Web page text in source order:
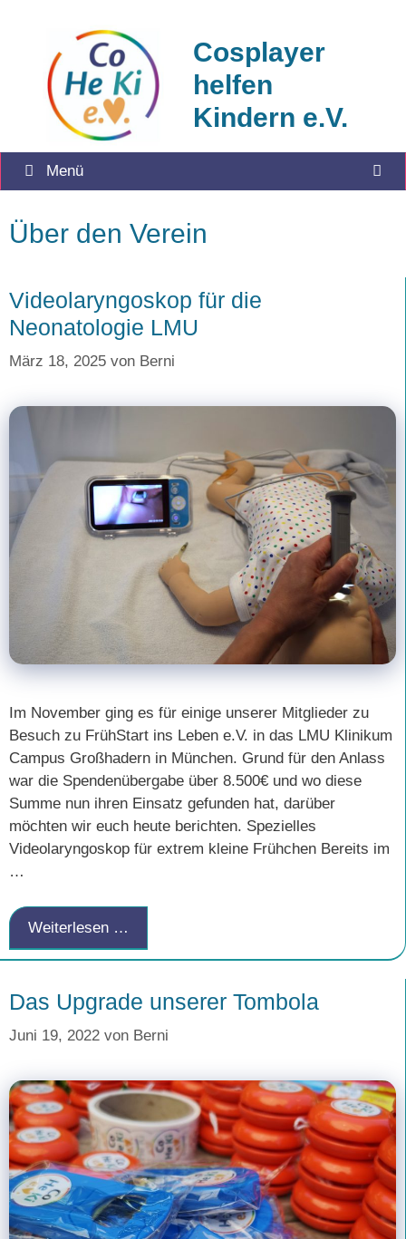
springen
Cosplayer
helfen
Kindern e.V.
Menü
Über den Verein
Videolaryngoskop für die
Neonatologie LMU
März 18, 2025 von Berni
Im November ging es für einige unserer Mitglieder zu
Besuch zu FrühStart ins Leben e.V. in das LMU Klinikum
Campus Großhadern in München. Grund für den Anlass
war die Spendenübergabe über 8.500€ und wo diese
Summe nun ihren Einsatz gefunden hat, darüber
möchten wir euch heute berichten. Spezielles
Videolaryngoskop für extrem kleine Frühchen Bereits im
…
Weiterlesen …
Das Upgrade unserer Tombola
Juni 19, 2022 von Berni